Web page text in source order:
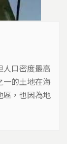
人口密度最高
一的土地在海
區，也因為地
海口。